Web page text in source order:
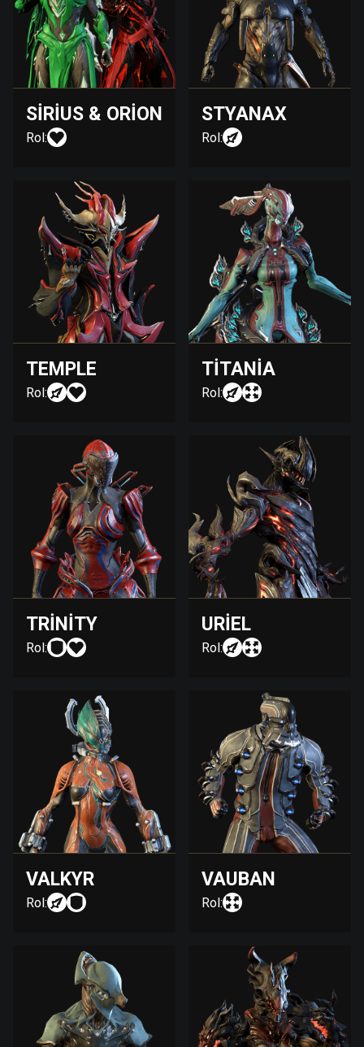
SIRIUS & ORION
Rol:
STYANAX
Rol:
TEMPLE
Rol:
TITANIA
Rol:
TRINITY
Rol:
URIEL
Rol:
VALKYR
Rol:
VAUBAN
Rol: